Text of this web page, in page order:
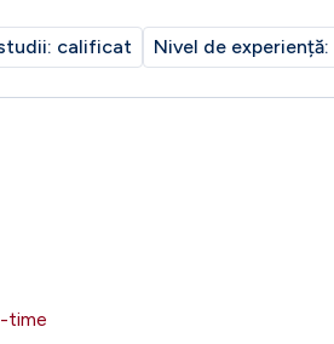
calificat Nivel de experiență:
time